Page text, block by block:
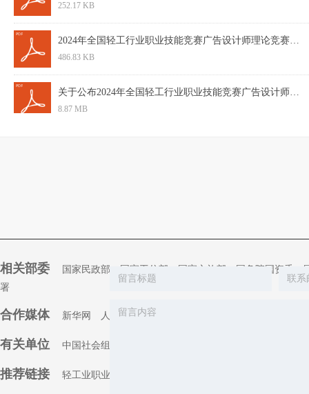
252.17 KB
2024年全国轻工行业职业技能竞赛广告设计师理论竞赛题库.pdf
486.83 KB
关于公布2024年全国轻工行业职业技能竞赛广告设计师决赛竞赛规程的通知.pdf
8.87 MB
相关部委 国家民政部 国家工信部 国家文旅部 国务院国资委
署
合作媒体 新华网 人民网 中国轻工信息网
有关单位 中国社会组织
推荐链接 轻工业职业能力评价中心